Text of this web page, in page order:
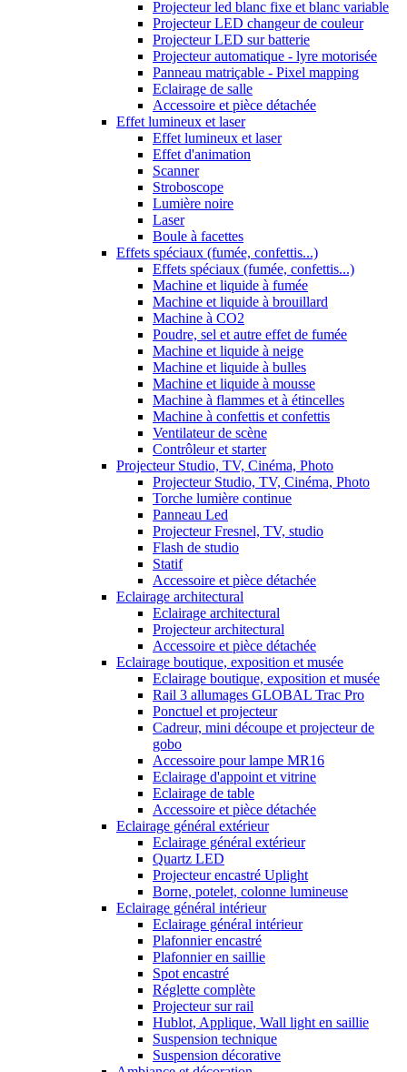
Projecteur led blanc fixe et blanc variable
Projecteur LED changeur de couleur
Projecteur LED sur batterie
Projecteur automatique - lyre motorisée
Panneau matriçable - Pixel mapping
Eclairage de salle
Accessoire et pièce détachée
Effet lumineux et laser
Effet lumineux et laser
Effet d'animation
Scanner
Stroboscope
Lumière noire
Laser
Boule à facettes
Effets spéciaux (fumée, confettis...)
Effets spéciaux (fumée, confettis...)
Machine et liquide à fumée
Machine et liquide à brouillard
Machine à CO2
Poudre, sel et autre effet de fumée
Machine et liquide à neige
Machine et liquide à bulles
Machine et liquide à mousse
Machine à flammes et à étincelles
Machine à confettis et confettis
Ventilateur de scène
Contrôleur et starter
Projecteur Studio, TV, Cinéma, Photo
Projecteur Studio, TV, Cinéma, Photo
Torche lumière continue
Panneau Led
Projecteur Fresnel, TV, studio
Flash de studio
Statif
Accessoire et pièce détachée
Eclairage architectural
Eclairage architectural
Projecteur architectural
Accessoire et pièce détachée
Eclairage boutique, exposition et musée
Eclairage boutique, exposition et musée
Rail 3 allumages GLOBAL Trac Pro
Ponctuel et projecteur
Cadreur, mini découpe et projecteur de
gobo
Accessoire pour lampe MR16
Eclairage d'appoint et vitrine
Eclairage de table
Accessoire et pièce détachée
Eclairage général extérieur
Eclairage général extérieur
Quartz LED
Projecteur encastré Uplight
Borne, potelet, colonne lumineuse
Eclairage général intérieur
Eclairage général intérieur
Plafonnier encastré
Plafonnier en saillie
Spot encastré
Réglette complète
Projecteur sur rail
Hublot, Applique, Wall light en saillie
Suspension technique
Suspension décorative